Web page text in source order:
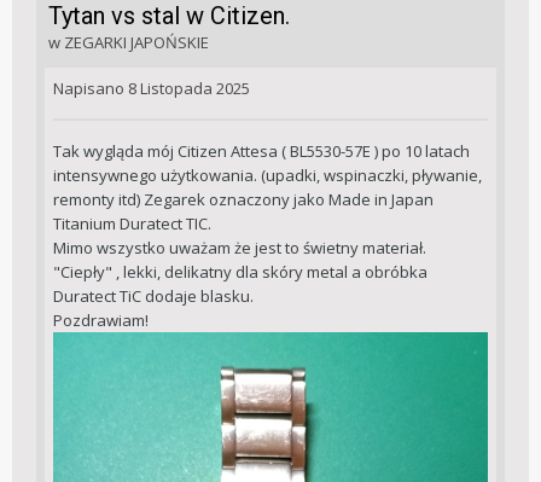
Tytan vs stal w Citizen.
w ZEGARKI JAPOŃSKIE
Napisano 8 Listopada 2025
Tak wygląda mój Citizen Attesa ( BL5530-57E ) po 10 latach
intensywnego użytkowania. (upadki, wspinaczki, pływanie,
remonty itd) Zegarek oznaczony jako Made in Japan
Titanium Duratect TIC.
Mimo wszystko uważam że jest to świetny materiał.
"Ciepły" , lekki, delikatny dla skóry metal a obróbka
Duratect TiC dodaje blasku.
Pozdrawiam!